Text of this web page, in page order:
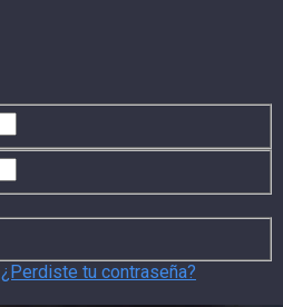
¿Perdiste tu contraseña?